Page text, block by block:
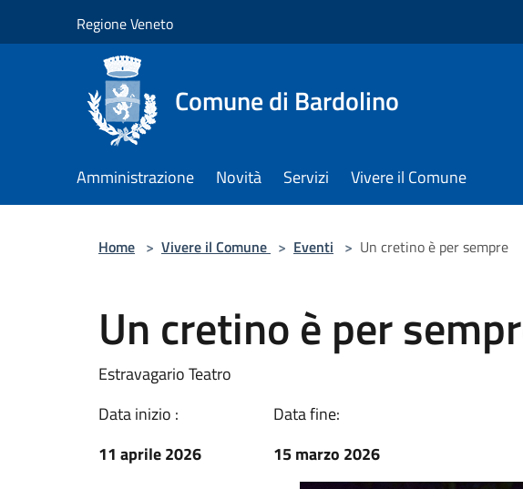
Regione Veneto
Comune di Bardolino
Amministrazione Novità Servizi Vivere il Comune
Home > Vivere il Comune > Eventi > Un cretino è per sempre
Un cretino è per
Estravagario Teatro
Data inizio :
11 aprile 2026
Data fine:
15 marzo 2026